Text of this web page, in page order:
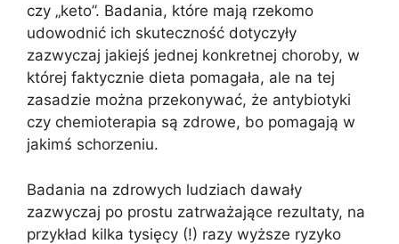
czy „keto”. Badania, które mają rzekomo
udowodnić ich skuteczność dotyczyły
zazwyczaj jakiejś jednej konkretnej choroby, w
której faktycznie dieta pomagała, ale na tej
zasadzie można przekonywać, że antybiotyki
czy chemioterapia są zdrowe, bo pomagają w
jakimś schorzeniu.
Badania na zdrowych ludziach dawały
zazwyczaj po prostu zatrważające rezultaty, na
przykład kilka tysięcy (!) razy wyższe ryzyko